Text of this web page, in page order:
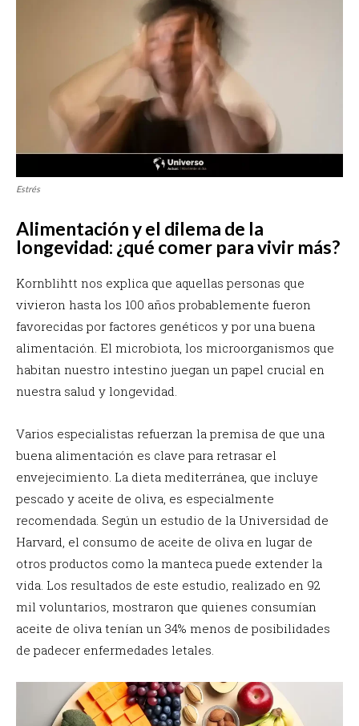
Estrés
Alimentación y el dilema de la
longevidad: ¿qué comer para vivir más?
Kornblihtt nos explica que aquellas personas que
vivieron hasta los 100 años probablemente fueron
favorecidas por factores genéticos y por una buena
alimentación. El microbiota, los microorganismos que
habitan nuestro intestino juegan un papel crucial en
nuestra salud y longevidad.
Varios especialistas refuerzan la premisa de que una
buena alimentación es clave para retrasar el
envejecimiento. La dieta mediterránea, que incluye
pescado y aceite de oliva, es especialmente
recomendada. Según un estudio de la Universidad de
Harvard, el consumo de aceite de oliva en lugar de
otros productos como la manteca puede extender la
vida. Los resultados de este estudio, realizado en 92
mil voluntarios, mostraron que quienes consumían
aceite de oliva tenían un 34% menos de posibilidades
de padecer enfermedades letales.